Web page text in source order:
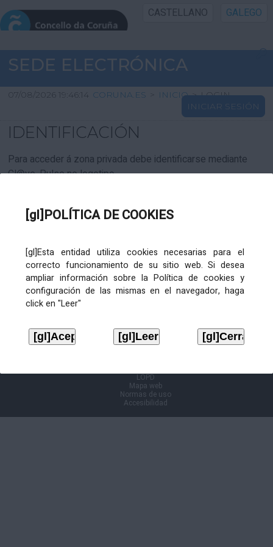
[gl]POLÍTICA DE COOKIES
[gl]Esta entidad utiliza cookies necesarias para el
correcto funcionamiento de su sitio web. Si desea
ampliar información sobre la Política de cookies y
configuración de las mismas en el navegador, haga
click en "Leer"
CASTELLANO GALEGO
INICIO SEDE
INICIO
INFORMACIÓN PÚBLICA
CARTAFOL CIDADÁN
SEDE ELECTRÓNICA
07/08/2026 19:46:14 CORUNA.ES > INICIO > LOGIN
INICIAR SESIÓN
IDENTIFICACIÓN
Para acceder á zona privada debe identificarse mediante
Cl@ve. Pulse no logotipo
LOPD
Mapa web
Normas de uso
Accesibilidad